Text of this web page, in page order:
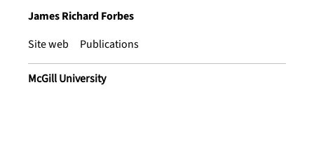
James Richard Forbes
Site web
Publications
McGill University